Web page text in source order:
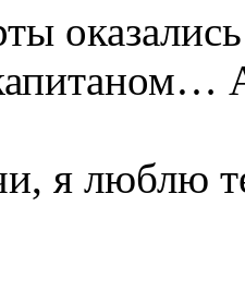
я люблю